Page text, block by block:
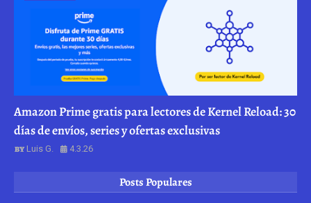
Amazon Prime gratis para lectores de Kernel Reload: 30
días de envíos, series y ofertas exclusivas
Luis G. 4.3.26
Posts Populares